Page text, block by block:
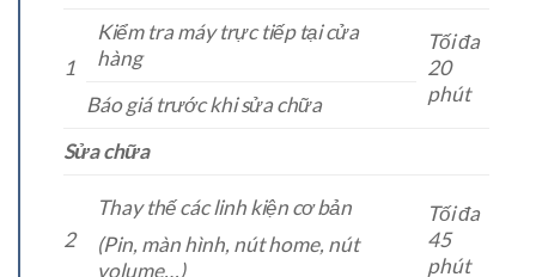
1
Kiểm tra máy trực tiếp tại cửa
hàng
Tối đa
20
phút
Báo giá trước khi sửa chữa
Sửa chữa
2
Thay thế các linh kiện cơ bản
(Pin, màn hình, nút home, nút
volume…)
Tối đa
45
phút